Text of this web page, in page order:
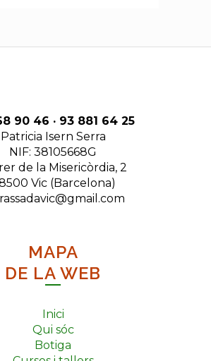
90 46 · 93 881 64 25
Patricia Isern Serra
NIF: 38105668G
de la Misericòrdia, 2
Vic (Barcelona)
MAPA
DE LA WEB
Inici
Qui sóc
Botiga